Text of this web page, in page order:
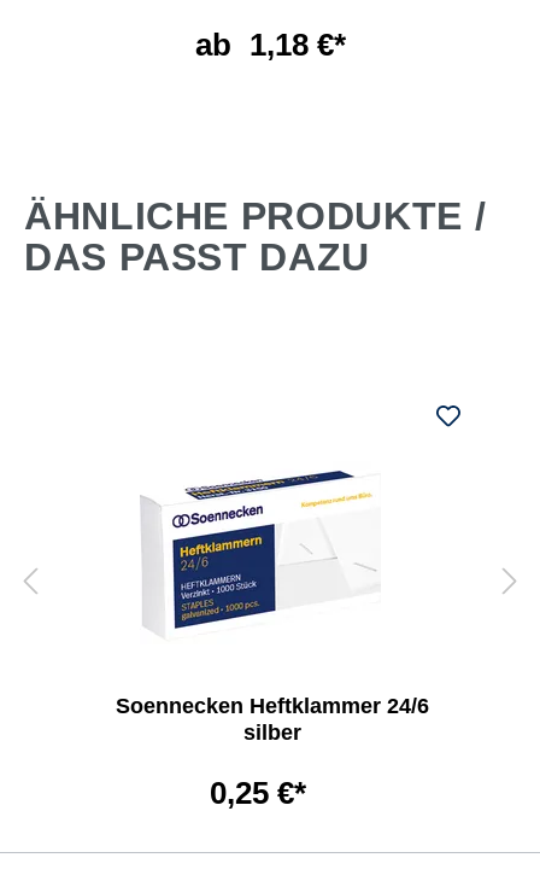
ab 1,18 €*
ÄHNLICHE PRODUKTE /
DAS PASST DAZU
Soennecken Heftklammer 24/6
silber
0,25 €*